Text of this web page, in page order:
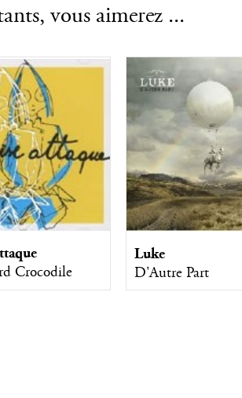
vous aimerez ...
Crocodile
Luke
D'Autre Part